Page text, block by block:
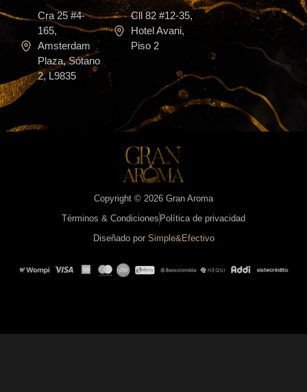
Cra 25 #4-
165,
Amsterdam
Plaza, Sótano
2, L9835
Cll 82 #12-35,
Hotel Avani,
Piso 2
Copyright © 2026 Gran Aroma
Términos & Condiciones Política de privacidad
Diseñado por Simple&Efectivo